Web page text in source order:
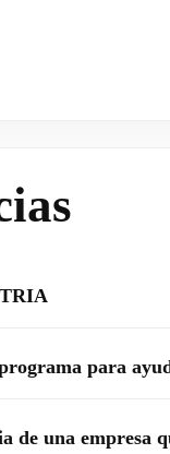
para
una empresa